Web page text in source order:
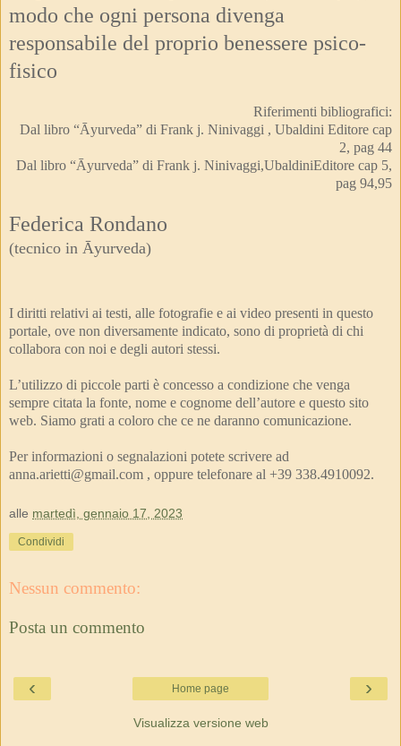
modo che ogni persona divenga
responsabile del proprio benessere psico-
fisico
Riferimenti bibliografici:
Dal libro “Āyurveda” di Frank j. Ninivaggi , Ubaldini Editore cap
2, pag 44
Dal libro “Āyurveda” di Frank j. Ninivaggi,UbaldiniEditore cap 5,
pag 94,95
Federica Rondano
(tecnico in Āyurveda)
I diritti relativi ai testi, alle fotografie e ai video presenti in questo
portale, ove non diversamente indicato, sono di proprietà di chi
collabora con noi e degli autori stessi.
L’utilizzo di piccole parti è concesso a condizione che venga
sempre citata la fonte, nome e cognome dell’autore e questo sito
web. Siamo grati a coloro che ce ne daranno comunicazione.
Per informazioni o segnalazioni potete scrivere ad
anna.arietti@gmail.com , oppure telefonare al +39 338.4910092.
alle martedì, gennaio 17, 2023
Condividi
Nessun commento:
Posta un commento
‹ ›
Home page
Visualizza versione web